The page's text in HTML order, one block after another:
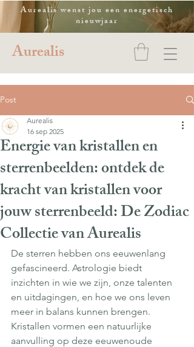
Aurealis wenst jou een energetisch
nieuwjaar
Aurealis
Post
Energie van kristallen en
sterrenbeelden: ontdek de
kracht van kristallen voor
jouw sterrenbeeld: De Zodiac
Collectie van Aurealis
Aurealis
16 sep 2025
De sterren hebben ons eeuwenlang
gefascineerd. Astrologie biedt
inzichten in wie we zijn, onze talenten
en uitdagingen, en hoe we ons leven
meer in balans kunnen brengen.
Kristallen vormen een natuurlijke
aanvulling op deze eeuwenoude